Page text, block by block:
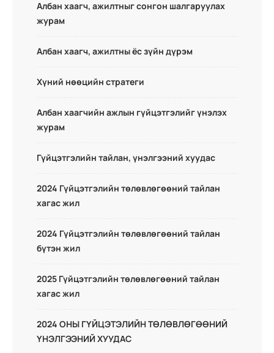
Албан хаагч, ажилтныг сонгон шалгаруулах
журам
Албан хаагч, ажилтны ёс зүйн дүрэм
Хүний нөөцийн стратеги
Албан хаагчийн ажлын гүйцэтгэлийг үнэлэх
журам
Гүйцэтгэлийн тайлан, үнэлгээний хуудас
2024 Гүйцэтгэлийн төлөвлөгөөний тайлан
хагас жил
2024 Гүйцэтгэлийн төлөвлөгөөний тайлан
бүтэн жил
2025 Гүйцэтгэлийн төлөвлөгөөний тайлан
хагас жил
2024 ОНЫ ГҮЙЦЭТЭЛИЙН ТӨЛӨВЛӨГӨӨНИЙ
ҮНЭЛГЭЭНИЙ ХУУДАС